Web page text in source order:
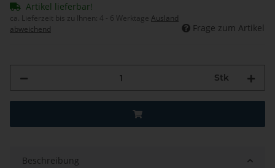
Artikel lieferbar!
ca. Lieferzeit bis zu Ihnen: 4 - 6 Werktage Ausland
abweichend
Frage zum Artikel
Stk
Beschreibung